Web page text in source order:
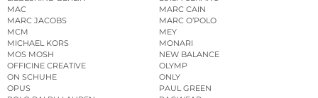
MAC
MARC CAIN
MARC JACOBS
MARC O’POLO
MCM
MEY
MICHAEL KORS
MONARI
MOS MOSH
NEW BALANCE
OFFICINE CREATIVE
OLYMP
ON SCHUHE
ONLY
OPUS
PAUL GREEN